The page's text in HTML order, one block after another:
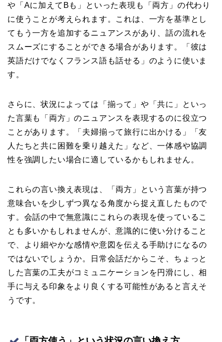
や「Aに加えてBも」といった表現も「両方」の代わり
に使うことが考えられます。これは、一方を基準とし
てもう一方を追加するニュアンスがあり、話の流れを
スムーズにすることができる場合があります。「彼は
英語だけでなくフランス語も話せる」のように使いま
す。
さらに、状況によっては「揃って」や「共に」といっ
た言葉も「両方」のニュアンスを表現するのに役立つ
ことがあります。「夫婦揃って旅行に出かける」「友
人たちと共に困難を乗り越えた」など、一体感や協調
性を強調したい場合に適しているかもしれません。
これらの言い換え表現は、「両方」という言葉が持つ
意味合いを少しずつ異なる角度から捉え直したもので
す。会話の中で無意識にこれらの表現を使っているこ
とも多いかもしれませんが、意識的に使い分けること
で、より細やかな感情や意図を伝える手助けになるの
ではないでしょうか。日常会話だからこそ、ちょっと
した言葉の工夫がコミュニケーションを円滑にし、相
手に与える印象をより良くする可能性があると言えそ
うです。